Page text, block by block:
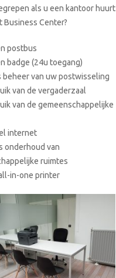
als u een kantoor huurt
Business Center?
postbus
badge (24u toegang)
beheer van uw postwisseling
van de vergaderzaal
van de gemeenschappelijke
internet
onderhoud van
ruimtes
in-one printer